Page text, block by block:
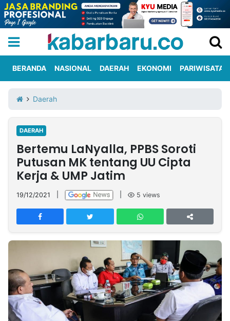
Iklan
Berita
Kami
Nasional
International
Olahraga
Entertainment
Daerah
Pariwisata
Kuliner
Kolom
Network
PT
TREETAN
INDONESIA
Partner
Insight
NTB
Suara
Time
Lens
IDN
Daily
Jogja
Jalan
Rakyat
Idealita
News
Kita
Notice
Dinamikapost.com
Radar
Baru
Seedbacklink
BERANDA NASIONAL DAERAH EKONOMI PARIWISATA
Daerah
DAERAH
Bertemu LaNyalla, PPBS Soroti
Putusan MK tentang UU Cipta
Kerja & UMP Jatim
19/12/2021 5 views